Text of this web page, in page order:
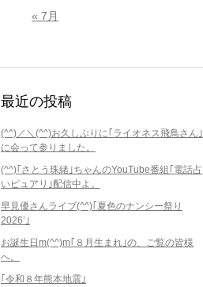
« 7月
最近の投稿
(^^)／＼(^^)お久しぶりに｢ライオネス飛鳥さん｣
に会って参りました。
(^^)｢さとう珠緒｣ちゃんのYouTube番組｢電話占
いピュアリ｣配信中よ。
早見優さんライブ(^^)｢夏色のナンシー祭り
2026’｣
お誕生日m(^^)m｢８月生まれ｣の、ご覧の皆様
へ。
｢令和８年熊本地震｣